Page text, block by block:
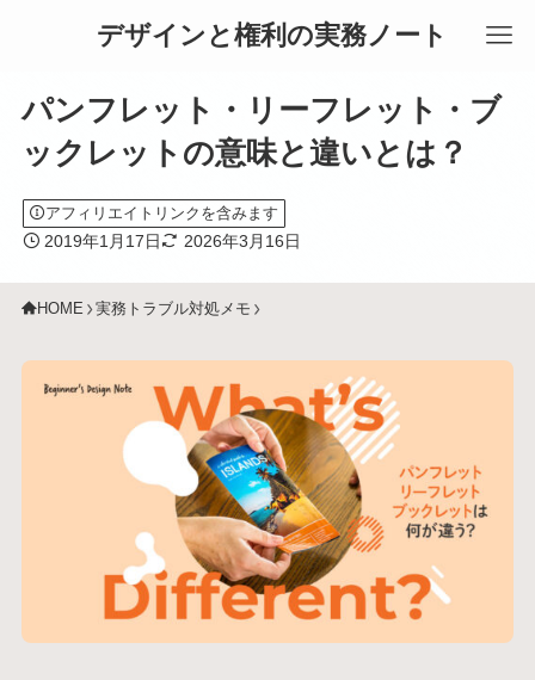
デザインと権利の実務ノート
パンフレット・リーフレット・ブ
ックレットの意味と違いとは？
アフィリエイトリンクを含みます
2019年1月17日 2026年3月16日
HOME 実務トラブル対処メモ